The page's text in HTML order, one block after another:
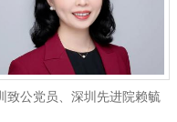
公党员、深圳先进院赖毓